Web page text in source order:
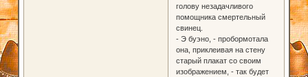
голову незадачливого
помощника смертельный
свинец.
- Э буэно, - пробормотала
она, приклеивая на стену
старый плакат со своим
изображением, - так будет